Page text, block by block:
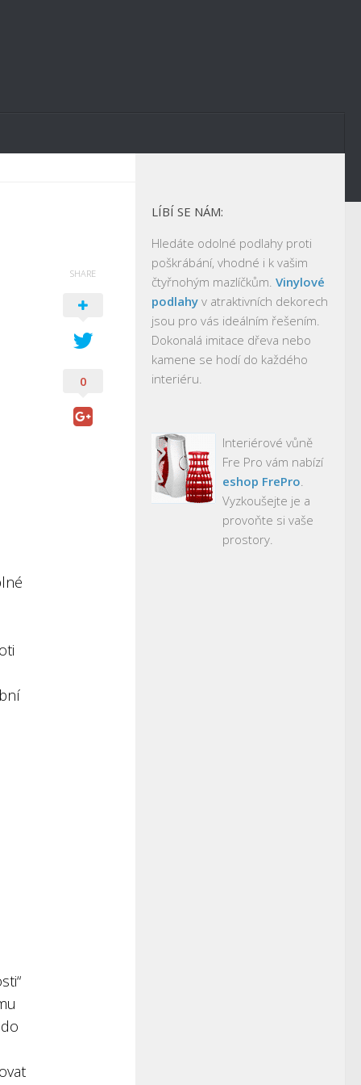
SHARE
0
LÍBÍ SE NÁM:
Hledáte odolné podlahy proti
poškrábání, vhodné i k vašim
čtyřnohým mazlíčkům. Vinylové
podlahy v atraktivních dekorech
jsou pro vás ideálním řešením.
Dokonalá imitace dřeva nebo
kamene se hodí do každého
interiéru.
Interiérové vůně
Fre Pro vám nabízí
eshop FrePro.
Vyzkoušejte je a
provoňte si vaše
prostory.